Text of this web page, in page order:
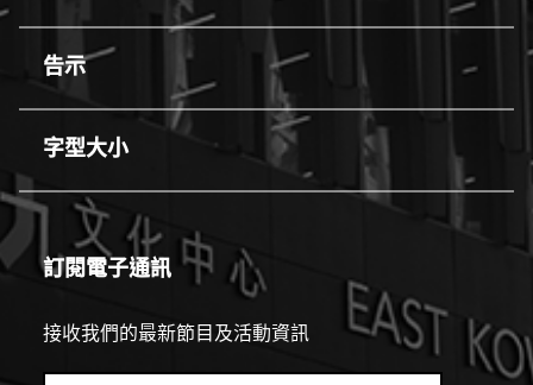
告示
字型大小
line
訂閱電子通訊
接收我們的最新節目及活動資訊